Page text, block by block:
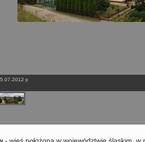
p
- wieś położona w województwie śląskim,